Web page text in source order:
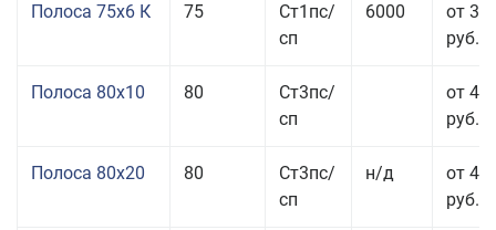
Полоса 75x6 К 75
Ст1пс/
сп
6000
от 35
руб.
Полоса 80x10 80
Ст3пс/
сп
от 42
руб.
Полоса 80x20 80
Ст3пс/
сп
н/д
от 49
руб.